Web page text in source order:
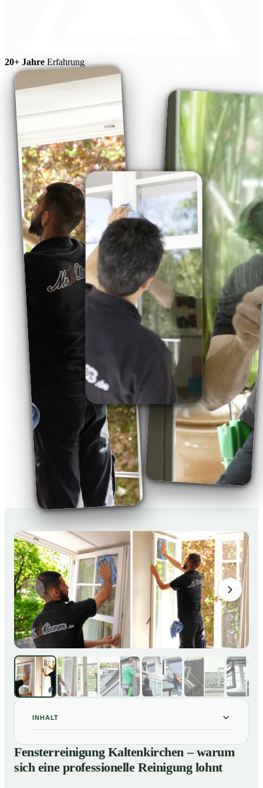
20+ Jahre Erfahrung
INHALT
Fensterreinigung Kaltenkirchen – warum sich eine
professionelle Reinigung lohnt
Unsere Leistungen im Überblick
Fensterreinigung Kaltenkirchen – warum
sich eine professionelle Reinigung lohnt